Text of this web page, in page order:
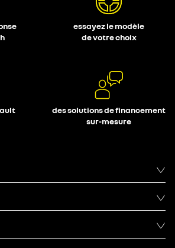
essayez le modèle
de votre choix
des solutions de financement
sur-mesure